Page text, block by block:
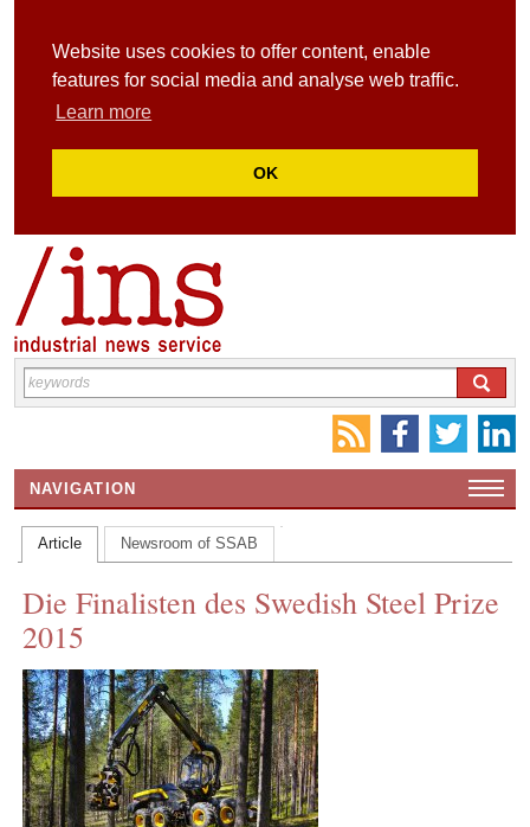
Website uses cookies to offer content, enable
features for social media and analyse web traffic.
Learn more
OK
NAVIGATION
HOME
CONTACT US
INS MAIN WEBSITE
ABOUT US
Article Newsroom of SSAB
Die Finalisten des Swedish Steel Prize
2015